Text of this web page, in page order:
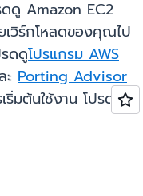
ดดู Amazon EC2
เวิร์กโหลดของคุณไป
ดดูโปรแกรม AWS
ะ Porting Advisor
ริ่มต้นใช้งาน โปรดดูที่